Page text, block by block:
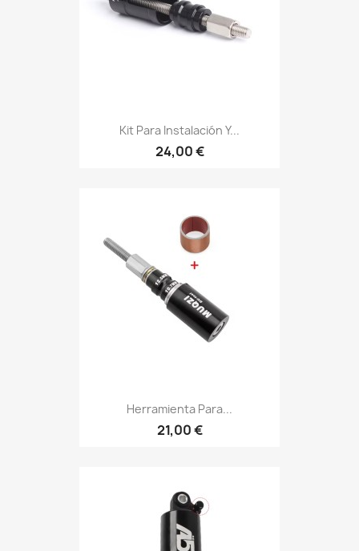
Kit Para Instalación Y...
24,00 €
Herramienta Para...
21,00 €